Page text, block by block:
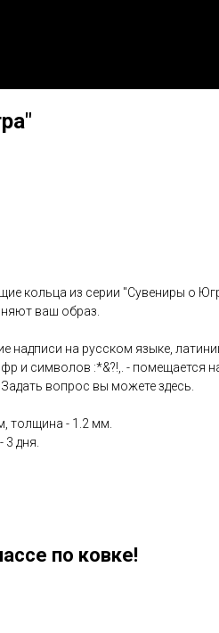
кольца из серии "Сувениры о
ваш образ.
надписи на русском языке,
и символов :*&?!,. - помещается
вопрос вы можете здесь.
толщина - 1.2 мм.
3 дня.
по ковке!